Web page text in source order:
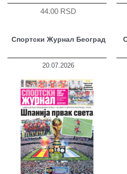
44.00 RSD
Спортски Журнал Београд
20.07.2026